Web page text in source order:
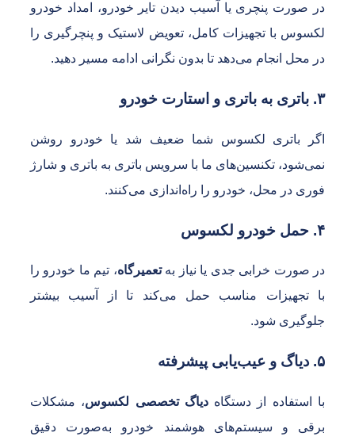
صورت پنچری یا آسیب دیدن تایر خودرو، امداد خودرو
با تجهیزات کامل، تعویض لاستیک و پنچرگیری را
محل انجام می‌دهد تا بدون نگرانی ادامه مسیر دهید.
باتری لکسوس شما ضعیف شد یا خودرو روشن
تکنسین‌های ما با سرویس باتری به باتری و شارژ
در محل، خودرو را راه‌اندازی می‌کنند.
صورت خرابی جدی یا نیاز بهتعمیرگاه، تیم ما خودرو را
تجهیزات مناسب حمل می‌کند تا از آسیب بیشتر
شود.
استفاده از دستگاهدیاگ تخصصی لکسوس، مشکلات
و سیستم‌های هوشمند خودرو به‌صورت دقیق